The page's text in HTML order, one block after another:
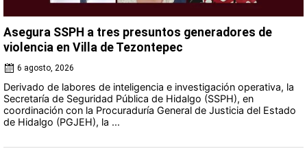
Asegura SSPH a tres presuntos generadores de
violencia en Villa de Tezontepec
6 agosto, 2026
Derivado de labores de inteligencia e investigación operativa, la
Secretaría de Seguridad Pública de Hidalgo (SSPH), en
coordinación con la Procuraduría General de Justicia del Estado
de Hidalgo (PGJEH), la ...